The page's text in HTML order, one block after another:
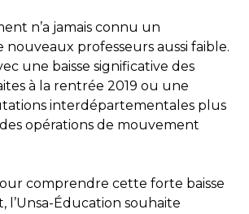
n’a jamais connu un
professeurs aussi faible.
une baisse significative des
à la rentrée 2019 ou une
interdépartementales plus
opérations de mouvement
comprendre cette forte baisse
Éducation souhaite